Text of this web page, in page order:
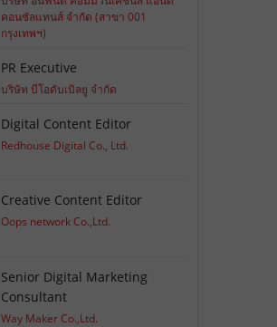
คอนซัลแทนส์ จำกัด (สาขา 001
กรุงเทพฯ)
PR Executive
บริษัท บีโอดับเบิลยู จำกัด
Digital Content Editor
Redhouse Digital Co., Ltd.
Creative Content Editor
Oops network Co.,Ltd.
Senior Digital Marketing
Consultant
Way Maker Co.,Ltd.